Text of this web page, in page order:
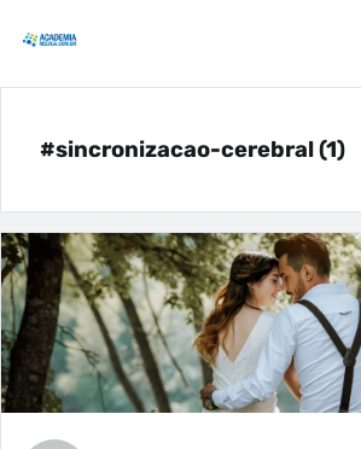
#sincronizacao-cerebral (1)